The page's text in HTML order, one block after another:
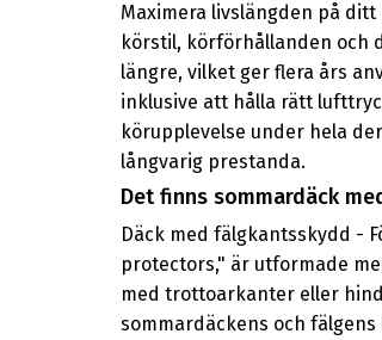
Maximera livslängden på
körstil, körförhållanden och
längre, vilket ger flera års
inklusive att hålla rätt
körupplevelse under hela
långvarig prestanda.
Det finns sommardäck
Däck med fälgkantsskydd -
protectors," är utformade
med trottoarkanter eller
sommardäckens och